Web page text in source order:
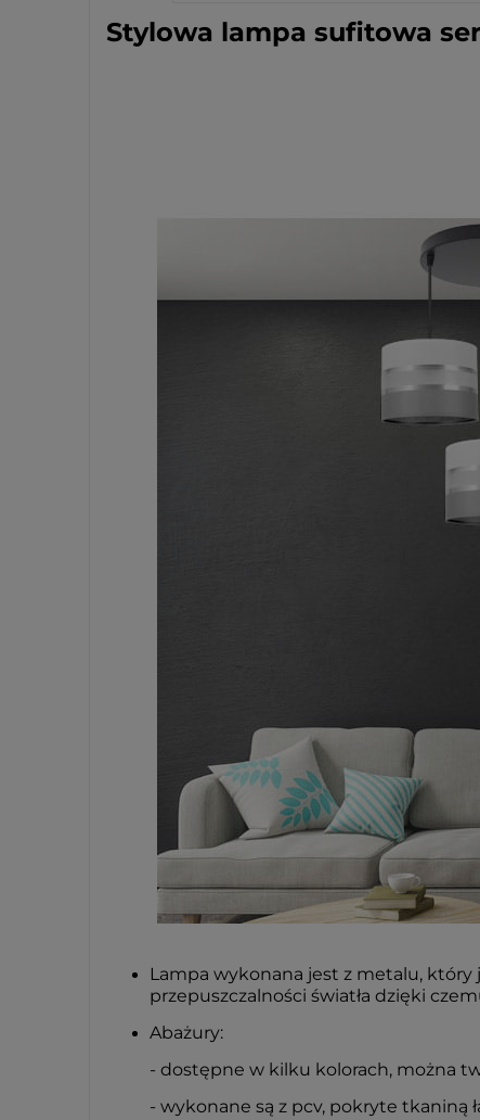
Stylowa lampa sufitowa
Lampa wykonana jest z metalu,
przepuszczalności światła dzięki
Abażury:
- dostępne w kilku kolorach, można
- wykonane są z pcv, pokryte tkaniną